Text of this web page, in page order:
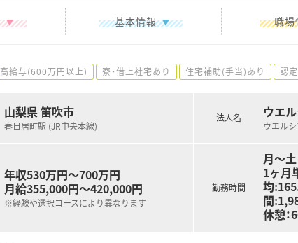
基本情報 職場
高給与(600万円以上) 寮・借上社宅あり 住宅補助(手当)あり 認
山梨県 笛吹市
春日居町駅 (JR中央本線)
年収530万円～700万円
月給355,000円～420,000円
※経験や選択コースにより異なります
法人名 ウエ
ウエル
勤務時間
月～
1ヶ月
均
間
休憩：